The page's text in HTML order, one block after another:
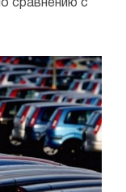
сравнению с